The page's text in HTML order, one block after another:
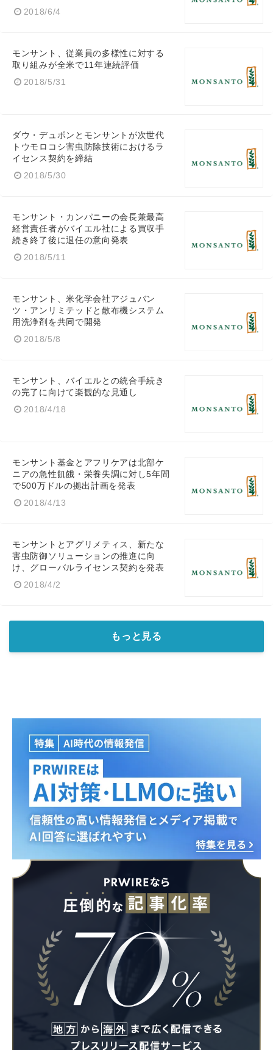
2018/6/4
モンサント、従業員の多様性に対する
取り組みが全米で11年連続評価
2018/5/31
ダウ・デュポンとモンサントが次世代
トウモロコシ害虫防除技術におけるラ
イセンス契約を締結
2018/5/30
モンサント・カンパニーの会長兼最高
経営責任者がバイエル社による買収手
続き終了後に退任の意向発表
2018/5/11
モンサント、米化学会社アジュバン
ツ・アンリミテッドと散布機システム
用洗浄剤を共同で開発
2018/5/8
モンサント、バイエルとの統合手続き
の完了に向けて楽観的な見通し
2018/4/18
モンサント基金とアフリケアは北部ケ
ニアの急性飢餓・栄養失調に対し5年間
で500万ドルの拠出計画を発表
2018/4/13
モンサントとアグリメティス、新たな
害虫防御ソリューションの推進に向
け、グローバルライセンス契約を発表
2018/4/2
もっと見る
Japanese
English